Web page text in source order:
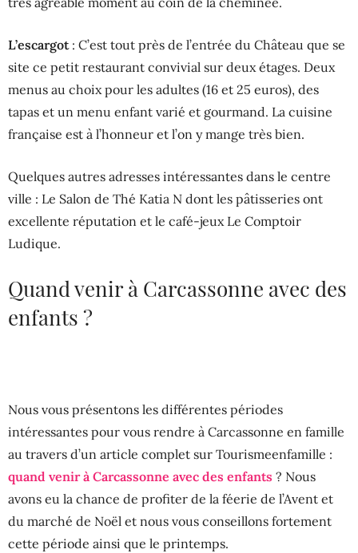
L’escargot : C’est tout près de l’entrée du Château que se
site ce petit restaurant convivial sur deux étages. Deux
menus au choix pour les adultes (16 et 25 euros), des
tapas et un menu enfant varié et gourmand. La cuisine
française est à l’honneur et l’on y mange très bien.
Quelques autres adresses intéressantes dans le centre
ville : Le Salon de Thé Katia N dont les pâtisseries ont
excellente réputation et le café-jeux Le Comptoir
Ludique.
Quand venir à Carcassonne avec des
enfants ?
Nous vous présentons les différentes périodes
intéressantes pour vous rendre à Carcassonne en famille
au travers d’un article complet sur Tourismeenfamille :
quand venir à Carcassonne avec des enfants ? Nous
avons eu la chance de profiter de la féerie de l’Avent et
du marché de Noël et nous vous conseillons fortement
cette période ainsi que le printemps.